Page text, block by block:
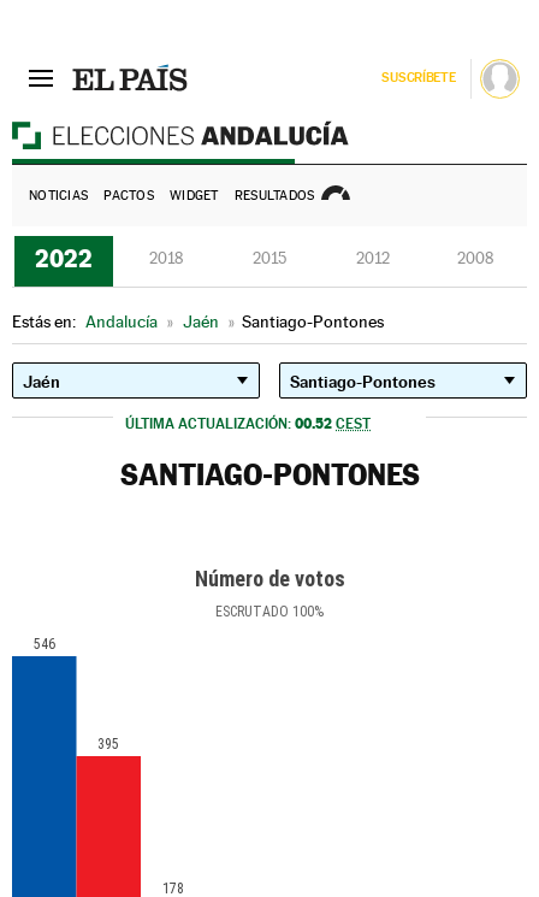
SUSCRÍBETE
NOTICIAS PACTOS WIDGET RESULTADOS
2022 2018 2015 2012 2008
Estás en: Andalucía » Jaén » Santiago-Pontones
ÚLTIMA ACTUALIZACIÓN: 00.52 CEST
SANTIAGO-PONTONES
Número de votos
ESCRUTADO 100%
546
395
178